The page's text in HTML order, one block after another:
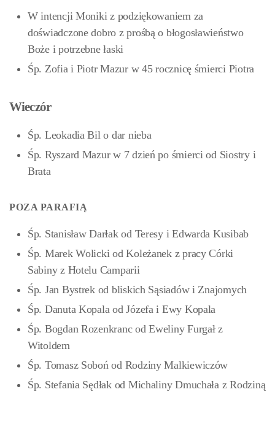
W intencji Moniki z podziękowaniem za
doświadczone dobro z prośbą o błogosławieństwo
Boże i potrzebne łaski
Śp. Zofia i Piotr Mazur w 45 rocznicę śmierci Piotra
Wieczór
Śp. Leokadia Bil o dar nieba
Śp. Ryszard Mazur w 7 dzień po śmierci od Siostry i
Brata
POZA PARAFIĄ
Śp. Stanisław Darłak od Teresy i Edwarda Kusibab
Śp. Marek Wolicki od Koleżanek z pracy Córki
Sabiny z Hotelu Camparii
Śp. Jan Bystrek od bliskich Sąsiadów i Znajomych
Śp. Danuta Kopala od Józefa i Ewy Kopala
Śp. Bogdan Rozenkranc od Eweliny Furgał z
Witoldem
Śp. Tomasz Soboń od Rodziny Malkiewiczów
Śp. Stefania Sędłak od Michaliny Dmuchała z Rodziną